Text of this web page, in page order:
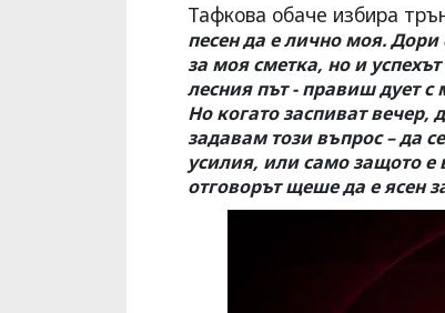
Тафкова обаче избира
песен да е лично моя. Дори
за моя сметка, но и
лесния път - правиш дует с
Но когато заспиват вечер,
задавам този въпрос – да
усилия, или само защото е
отговорът щеше да е ясен